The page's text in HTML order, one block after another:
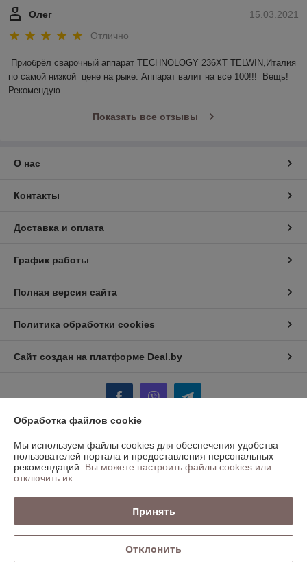
15.03.2021
Олег
Отлично
Приобрёл сварочный аппарат TECHNOLOGY 236ХТ TELWIN,Италия
по самой низкой  цене на рыке. Аппарат валит на все 100!!!  Вещь!
Рекомендую.
Показать все отзывы
О нас
Контакты
Доставка и оплата
График работы
Полная версия сайта
Политика обработки cookies
Сайт создан на платформе Deal.by
Информация для покупателя
Юридическое лицо:ООО "БАЛТСВАРКА ГРУПП"
Минск, ул.Инженерная,1Б, каб 208
УНП: 191310955
Регистрационный орган: Минский Горисполком
Обработка файлов cookie
Мы используем файлы cookies для обеспечения удобства
пользователей портала и предоставления персональных
рекомендаций. Вы можете настроить файлы cookies или
отключить их.
Принять
Отклонить